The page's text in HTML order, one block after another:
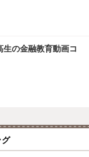
の金融教育動画コ
グ